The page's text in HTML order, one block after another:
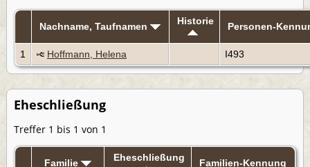
Nachname, Taufnamen Historie Personen-
1 Hoffmann, Helena I493
Eheschließung
Treffer 1 bis 1 von 1
Familie Eheschließung Familien-Kennung